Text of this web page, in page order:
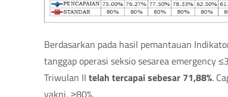
Berdasarkan pada hasil pemantauan
tanggap operasi seksio sesarea emergency
Triwulan II telah tercapai sebesar 71,88%.